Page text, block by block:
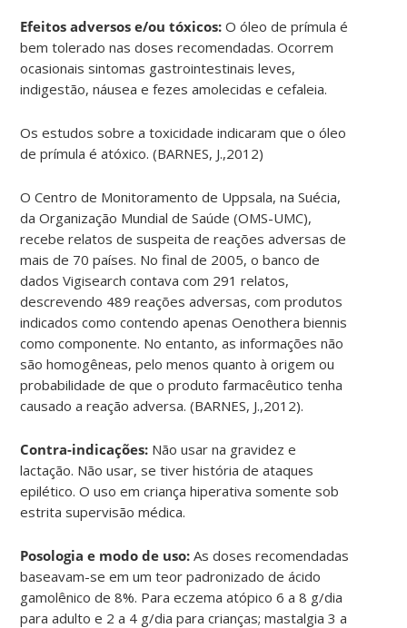
Efeitos adversos e/ou tóxicos: O óleo de prímula é
bem tolerado nas doses recomendadas. Ocorrem
ocasionais sintomas gastrointestinais leves,
indigestão, náusea e fezes amolecidas e cefaleia.
Os estudos sobre a toxicidade indicaram que o óleo
de prímula é atóxico. (BARNES, J.,2012)
O Centro de Monitoramento de Uppsala, na Suécia,
da Organização Mundial de Saúde (OMS-UMC),
recebe relatos de suspeita de reações adversas de
mais de 70 países. No final de 2005, o banco de
dados Vigisearch contava com 291 relatos,
descrevendo 489 reações adversas, com produtos
indicados como contendo apenas Oenothera biennis
como componente. No entanto, as informações não
são homogêneas, pelo menos quanto à origem ou
probabilidade de que o produto farmacêutico tenha
causado a reação adversa. (BARNES, J.,2012).
Contra-indicações: Não usar na gravidez e
lactação. Não usar, se tiver história de ataques
epilético. O uso em criança hiperativa somente sob
estrita supervisão médica.
Posologia e modo de uso: As doses recomendadas
baseavam-se em um teor padronizado de ácido
gamolênico de 8%. Para eczema atópico 6 a 8 g/dia
para adulto e 2 a 4 g/dia para crianças; mastalgia 3 a